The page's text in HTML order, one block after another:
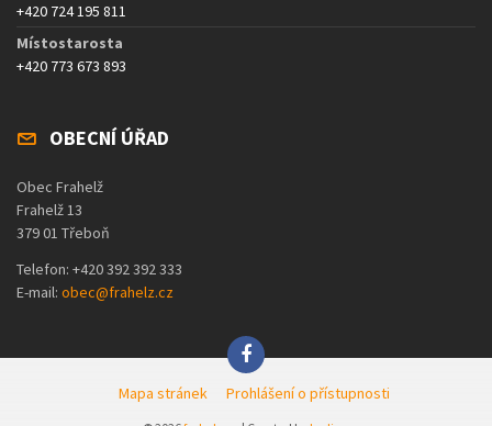
+420 724 195 811
Místostarosta
+420 773 673 893
OBECNÍ ÚŘAD
Obec Frahelž
Frahelž 13
379 01 Třeboň
Telefon: +420 392 392 333
E-mail: obec@frahelz.cz
Mapa stránek Prohlášení o přístupnosti